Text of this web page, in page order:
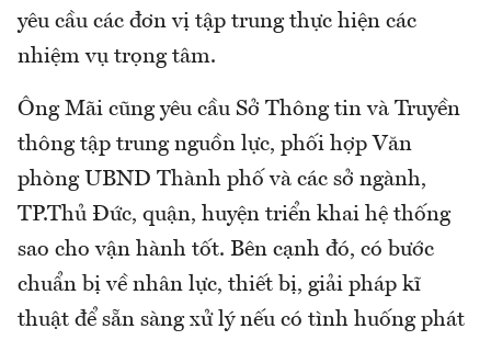
yêu cầu các đơn vị tập trung thực hiện các
nhiệm vụ trọng tâm.
Ông Mãi cũng yêu cầu Sở Thông tin và Truyền
thông tập trung nguồn lực, phối hợp Văn
phòng UBND Thành phố và các sở ngành,
TP.Thủ Đức, quận, huyện triển khai hệ thống
sao cho vận hành tốt. Bên cạnh đó, có bước
chuẩn bị về nhân lực, thiết bị, giải pháp kĩ
thuật để sẵn sàng xử lý nếu có tình huống phát